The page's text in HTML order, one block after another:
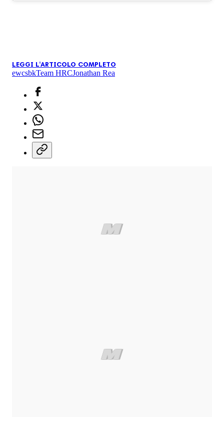
LEGGI L'ARTICOLO COMPLETO
ewcsbkTeam HRCJonathan Rea